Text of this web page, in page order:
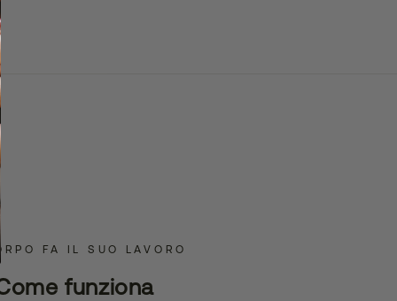
FA IL SUO LAVORO
funziona